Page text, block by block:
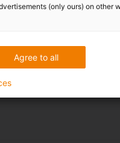
igus® zde.
(only ours) on other
Agree to all